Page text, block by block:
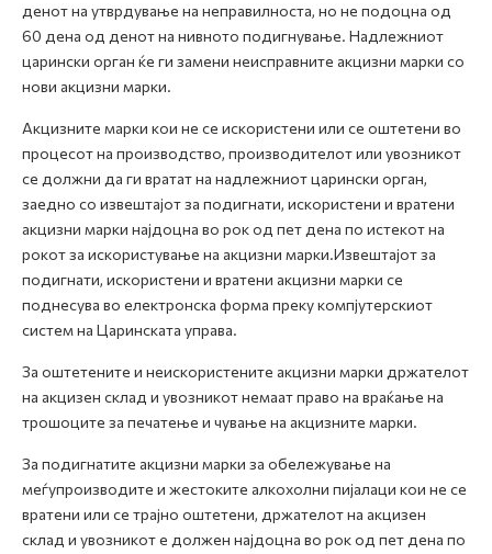
денот на утврдување на неправилноста, но не подоцна од
60 дена од денот на нивното подигнување. Надлежниот
царински орган ќе ги замени неисправните акцизни марки со
нови акцизни марки.
Акцизните марки кои не се искористени или се оштетени во
процесот на производство, производителот или увозникот
се должни да ги вратат на надлежниот царински орган,
заедно со извештајот за подигнати, искористени и вратени
акцизни марки најдоцна во рок од пет дена по истекот на
рокот за искористување на акцизни марки.Извештајот за
подигнати, искористени и вратени акцизни марки се
поднесува во електронска форма преку компјутерскиот
систем на Царинската управа.
За оштетените и неискористените акцизни марки држателот
на акцизен склад и увозникот немаат право на враќање на
трошоците за печатење и чување на акцизните марки.
За подигнатите акцизни марки за обележување на
меѓупроизводите и жестоките алкохолни пијалаци кои не се
вратени или се трајно оштетени, држателот на акцизен
склад и увозникот е должен најдоцна во рок од пет дена по